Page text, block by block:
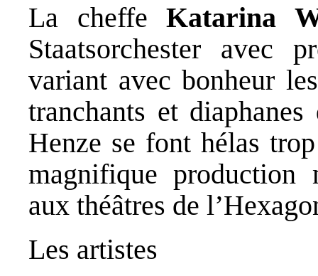
La cheffeKatarina
Staatsorchester avec
variant avec bonheur
tranchants et
Henze se font hélas
magnifique production
aux théâtres de
Les artistes